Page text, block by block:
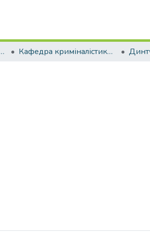
(кримінальної юстиції) Кафедра криміналістики, судових експертиз та поліграфології